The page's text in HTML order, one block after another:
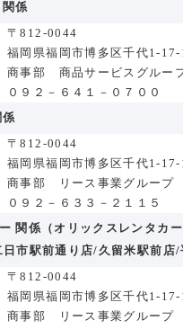
係
〒812-0044
福岡県福岡市博多区千代1-17-
商事部 商品サービスグルー
０９２－６４１－０７００
係
〒812-0044
福岡県福岡市博多区千代1-17-
商事部 リース事業グループ
０９２－６３３－２１１５
関係（オリックスレンタカ
市駅前通り店/久留米駅前店/
〒812-0044
福岡県福岡市博多区千代1-17-
商事部 リース事業グループ